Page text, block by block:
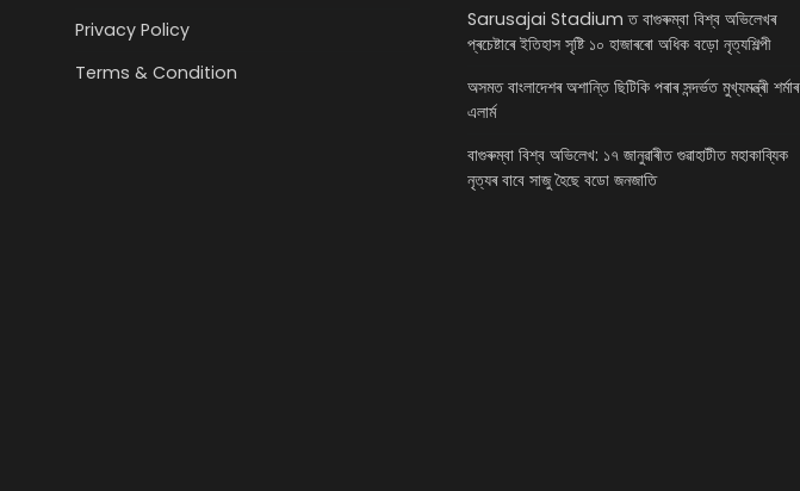
Privacy Policy
Terms & Condition
Sarusajai Stadium ত বাগুৰুম্বা বিশ্ব অভিলেখৰ
প্ৰচেষ্টাৰে ইতিহাস সৃষ্টি ১০ হাজাৰৰো অধিক বড়ো নৃত্যশিল্পী
অসমত বাংলাদেশৰ অশান্তি ছিটিকি পৰাৰ সন্দৰ্ভত মুখ্যমন্ত্ৰী শৰ্মাৰ
এলাৰ্ম
বাগুৰুম্বা বিশ্ব অভিলেখ: ১৭ জানুৱাৰীত গুৱাহাটীত মহাকাব্যিক
নৃত্যৰ বাবে সাজু হৈছে বডো জনজাতি